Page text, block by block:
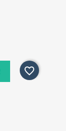
favorite_border